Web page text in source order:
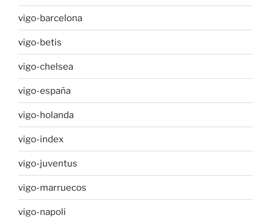
vigo-barcelona
vigo-betis
vigo-chelsea
vigo-españa
vigo-holanda
vigo-index
vigo-juventus
vigo-marruecos
vigo-napoli